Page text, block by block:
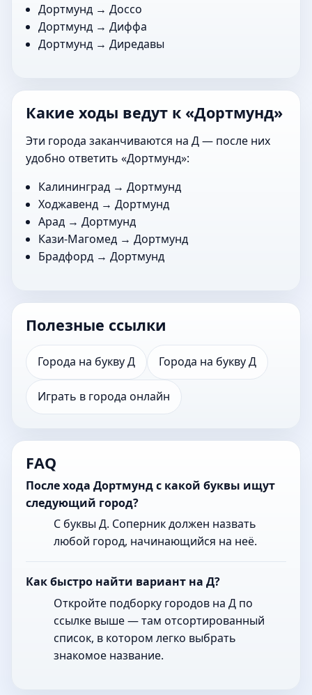
Дортмунд →Доссо
Дортмунд →Диффа
Дортмунд →Диредавы
Какие ходы ведут к «Дортмунд»
Эти города заканчиваются на Д — после них
удобно ответить «Дортмунд»:
Калининград → Дортмунд
Ходжавенд → Дортмунд
Арад → Дортмунд
Кази-Магомед → Дортмунд
Брадфорд → Дортмунд
Полезные ссылки
Города на букву Д Города на букву Д
Играть в города онлайн
FAQ
После хода Дортмунд с какой буквы ищут
следующий город?
С буквы Д. Соперник должен назвать
любой город, начинающийся на неё.
Как быстро найти вариант на Д?
Откройте подборку городов на Д по
ссылке выше — там отсортированный
список, в котором легко выбрать
знакомое название.